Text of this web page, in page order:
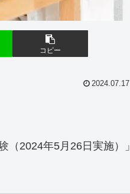
コピー
2024.07.17
2024年5月26日実施）」